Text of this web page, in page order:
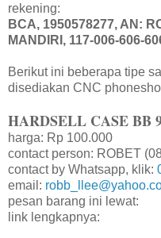
rekening:
BCA, 1950578277, AN:
MANDIRI, 117-006-606-
Berikut ini beberapa tipe
disediakan CNC
HARDSELL CASE BB
harga: Rp 100.000
contact person: ROBET
contact by Whatsapp, klik:
email:
pesan barang ini lewat:
link lengkapnya: